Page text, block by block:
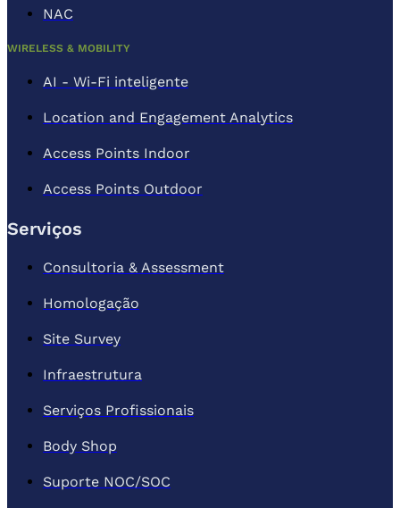
NAC
WIRELESS & MOBILITY
AI - Wi-Fi inteligente
Location and Engagement Analytics
Access Points Indoor
Access Points Outdoor
Serviços
Consultoria & Assessment
Homologação
Site Survey
Infraestrutura
Serviços Profissionais
Body Shop
Suporte NOC/SOC